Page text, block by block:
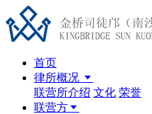
首页
律所概况
联营所介绍 文化 荣誉
联营方